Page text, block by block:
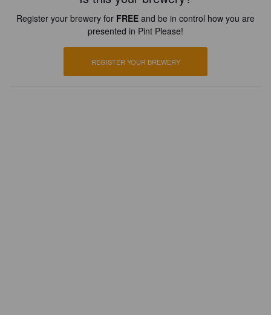
Register your brewery for FREE and be in control how you are
presented in Pint Please!
REGISTER YOUR BREWERY